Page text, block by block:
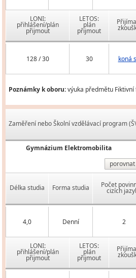
LONI:
přihlášení/plán
přijmout
LETOS:
plán
přijmout
128 / 30 30 koná
Poznámky k oboru:výuka předmětu
Zaměření nebo Školní vzdělávací program
Gymnázium Elektromobilita
porovnat
Délka studia Forma studia Počet
cizích
4,0 Denní 2
LONI:
přihlášení/plán
přijmout
LETOS:
plán
přijmout